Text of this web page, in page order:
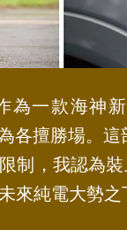
為一款海神
各擅勝場。
制，我認為
來純電大勢